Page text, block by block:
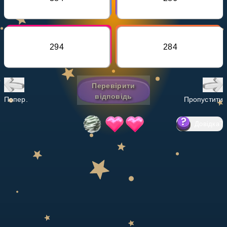
НАВЧАЛЬНИЙ ПЛАН
294 284
Попер.
Перевірити
відповідь
Пропустити
?